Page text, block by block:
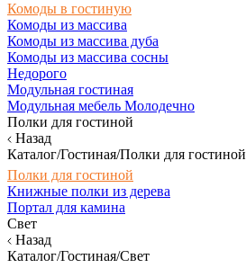
Комоды в гостиную
Комоды из массива
Комоды из массива дуба
Комоды из массива сосны
Недорого
Модульная гостиная
Модульная мебель Молодечно
Полки для гостиной
Назад
Каталог/Гостиная/Полки для гостиной
Полки для гостиной
Книжные полки из дерева
Портал для камина
Свет
Назад
Каталог/Гостиная/Свет